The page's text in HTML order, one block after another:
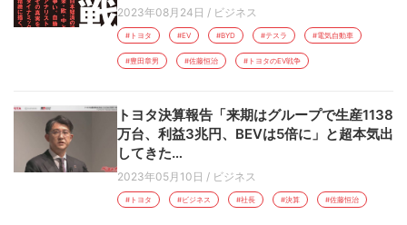
2023年08月24日 / ビジネス
#トヨタ #EV #BYD #テスラ #電気自動車
#豊田章男 #佐藤恒治 #トヨタのEV戦争
トヨタ決算報告「来期はグループで生産1138
万台、利益3兆円、BEVは5倍に」と超本気出
してきた…
2023年05月10日 / ビジネス
#トヨタ #ビジネス #社長 #決算 #佐藤恒治